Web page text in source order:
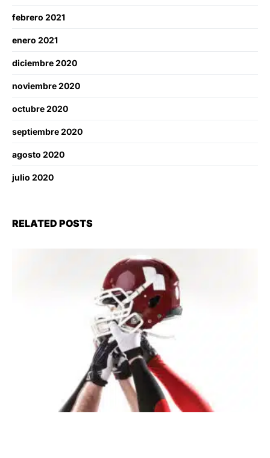
febrero 2021
enero 2021
diciembre 2020
noviembre 2020
octubre 2020
septiembre 2020
agosto 2020
julio 2020
RELATED POSTS